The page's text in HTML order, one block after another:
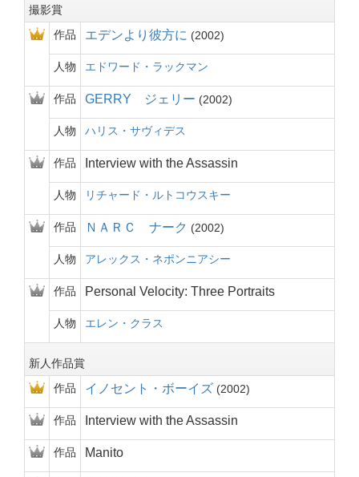
撮影賞
作品
エデンより彼方に 2002
人物 エドワード・ラックマン
作品 GERRY ジェリー 2002
人物 ハリス・サヴィデス
作品 Interview with the Assassin
人物 リチャード・ルトコウスキー
作品 ＮＡＲＣ ナーク 2002
人物 アレックス・ネポンニアシー
作品 Personal Velocity: Three Portraits
人物 エレン・クラス
新人作品賞
作品
イノセント・ボーイズ 2002
作品 Interview with the Assassin
作品 Manito